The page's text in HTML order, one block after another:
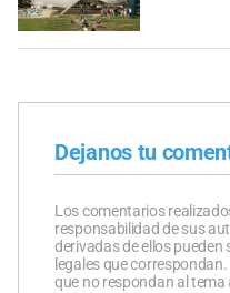
Dejanos tu
Los comentarios
responsabilidad de sus
derivadas de ellos pueden
legales que
que no respondan al